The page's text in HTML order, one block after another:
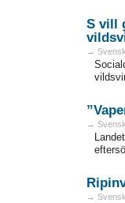
S vill
→
→
→